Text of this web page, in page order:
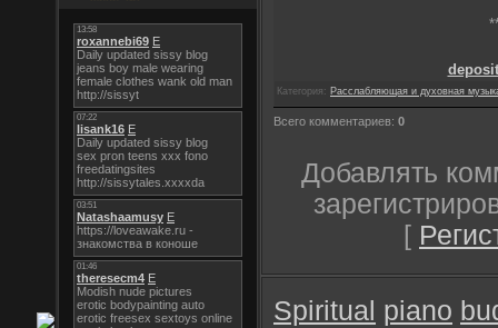
Категория: Расслабляющая и духовная
Всего комментариев: 0
Добавлять
[
Spiritual piano